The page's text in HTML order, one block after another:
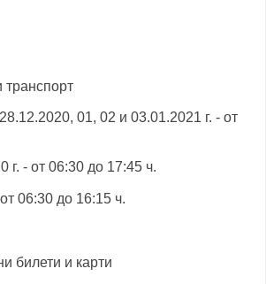
транспорт
01, 02 и 03.01.2021 г. - от
г. - от 06:30 до 17:45 ч.
06:30 до 16:15 ч.
билети и карти